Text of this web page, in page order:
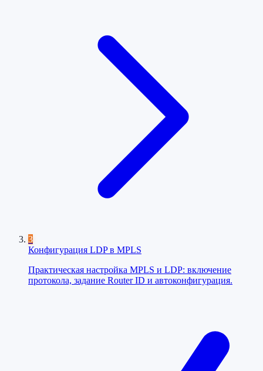
3
Конфигурация LDP в MPLS
Практическая настройка MPLS и LDP: включение
протокола, задание Router ID и автоконфигурация.